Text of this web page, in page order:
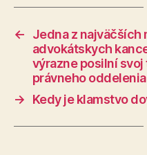
←
Jedna z
advokátskych
výrazne posilní
právneho oddelenia
→
Kedy je klamstvo